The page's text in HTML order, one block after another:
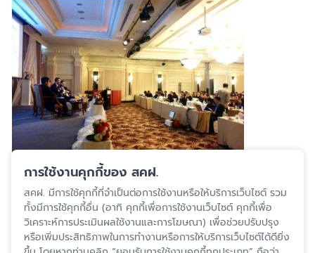
ปรับปรุงล่าสุด 6 ก.พ. 2567
สงวนสิทธิ์โดยสถาบันคุ้มครองเงินฝาก
แชร์
การใช้งานคุกกี้ของ สคฝ.
สคฝ. มีการใช้คุกกี้ที่จำเป็นต่อการใช้งานหรือให้บริการเว็บไซต์ รวม
ทั้งมีการใช้คุกกี้อื่น (อาทิ คุกกี้เพื่อการใช้งานเว็บไซต์ คุกกี้เพื่อ
วิเคราะห์การประเมินผลใช้งานและการโฆษณา) เพื่อช่วยปรับปรุง
หรือเพิ่มประสิทธิภาพในการทำงานหรือการให้บริการเว็บไซต์ได้ดียิ่ง